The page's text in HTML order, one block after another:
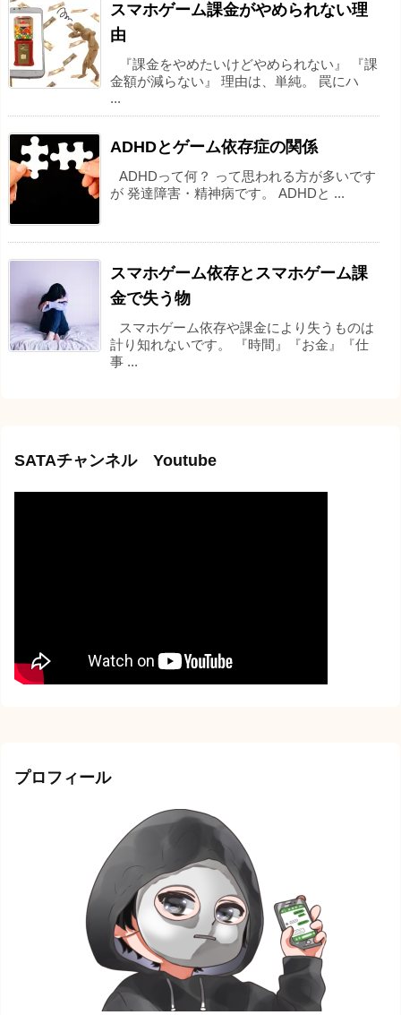
スマホゲーム課金がやめられない理
由
『課金をやめたいけどやめられない』 『課
金額が減らない』 理由は、単純。 罠にハ
...
ADHDとゲーム依存症の関係
ADHDって何？ って思われる方が多いです
が 発達障害・精神病です。 ADHDと ...
スマホゲーム依存とスマホゲーム課
金で失う物
スマホゲーム依存や課金により失うものは
計り知れないです。 『時間』『お金』『仕
事 ...
SATAチャンネル Youtube
プロフィール